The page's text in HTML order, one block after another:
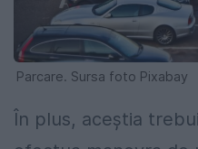
Parcare. Sursa foto Pixabay
În plus, aceștia